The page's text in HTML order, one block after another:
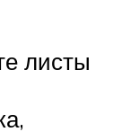
листы